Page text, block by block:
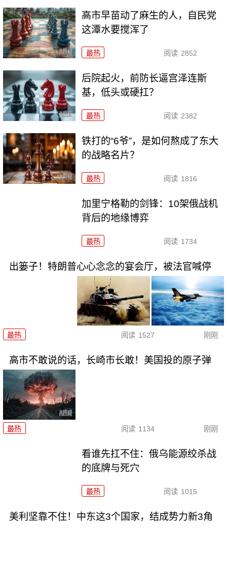
高市早苗动了麻生的人，自民党
这潭水要搅浑了
最热 阅读 2852
后院起火，前防长逼宫泽连斯
基，低头或硬扛？
最热 阅读 2382
铁打的“6爷”，是如何熬成了东大
的战略名片？
最热 阅读 1816
加里宁格勒的剑锋：10架俄战机
背后的地缘博弈
最热 阅读 1734
出篓子！特朗普心心念念的宴会厅，被法官喊停
最热 阅读 1527 刚刚
高市不敢说的话，长崎市长敢！美国投的原子弹
最热 阅读 1134 刚刚
看谁先扛不住：俄乌能源绞杀战
的底牌与死穴
最热 阅读 1015
美利坚靠不住！中东这3个国家，结成势力新3角